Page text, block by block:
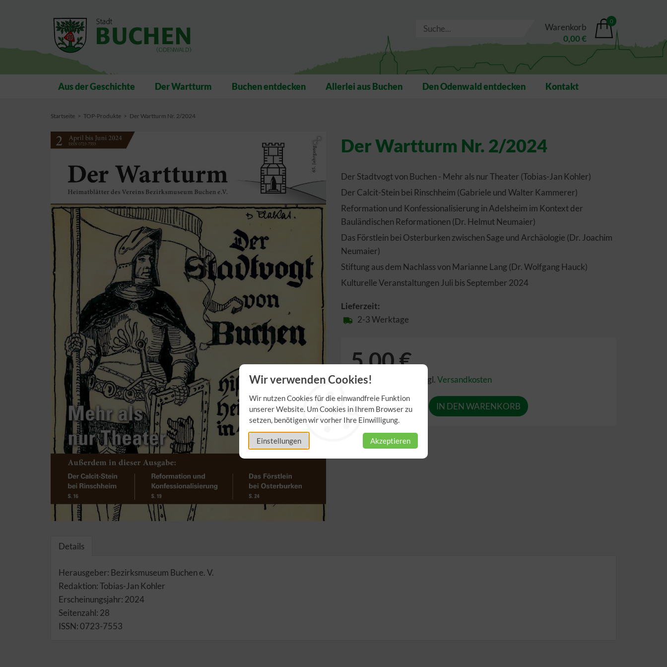
Wir verwenden Cookies!
Wir nutzen Cookies für die einwandfreie Funktion
unserer Website. Um Cookies in Ihrem Browser zu
setzen, benötigen wir vorher Ihre Einwilligung.
Einstellungen Akzeptieren
0
Warenkorb
0,00 €
Aus der Geschichte Der Wartturm Buchen entdecken Allerlei aus Buchen Den Odenwald entdecken Kontakt
Startseite TOP-Produkte Der Wartturm Nr. 2/2024
Der Wartturm Nr. 2/2024
Der Stadtvogt von Buchen - Mehr als nur Theater (Tobias-Jan Kohler)
Der Calcit-Stein bei Rinschheim (Gabriele und Walter Kammerer)
Reformation und Konfessionalisierung in Adelsheim im Kontext der
Bauländischen Reformationen (Dr. Helmut Neumaier)
Das Förstlein bei Osterburken zwischen Sage und Archäologie (Dr. Joachim
Neumaier)
Stiftung aus dem Nachlass von Marianne Lang (Dr. Wolfgang Hauck)
Kulturelle Veranstaltungen Juli bis September 2024
Lieferzeit:
2-3 Werktage
5,00 €
inkl. 7,00% MwSt. zzgl.Versandkosten
Anzahl
Details
Herausgeber: Bezirksmuseum Buchen e. V.
Redaktion: Tobias-Jan Kohler
Erscheinungsjahr: 2024
Seitenzahl: 28
ISSN: 0723-7553